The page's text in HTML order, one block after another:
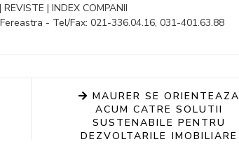
| INDEX COMPANII
- Tel/Fax: 021-336.04.16, 031-401.63.88
MAURER SE ORIENTEAZA
ACUM CATRE SOLUTII
SUSTENABILE PENTRU
DEZVOLTARILE IMOBILIARE